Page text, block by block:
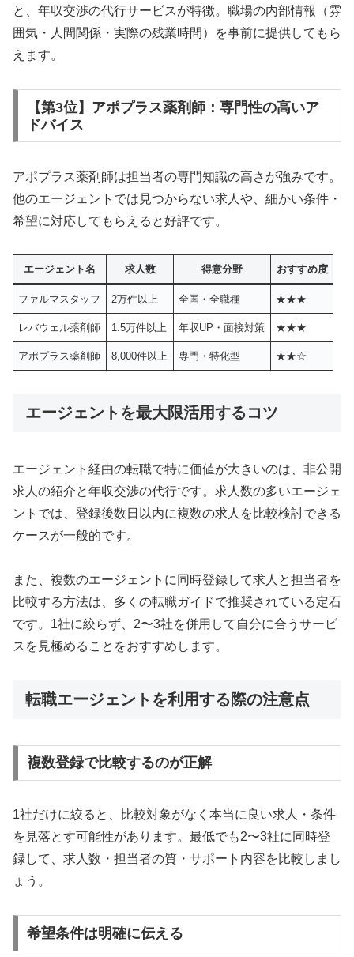
と、年収交渉の代行サービスが特徴。職場の内部情報（雰
囲気・人間関係・実際の残業時間）を事前に提供してもら
えます。
【第3位】アポプラス薬剤師：専門性の高いア
ドバイス
アポプラス薬剤師は担当者の専門知識の高さが強みです。
他のエージェントでは見つからない求人や、細かい条件・
希望に対応してもらえると好評です。
エージェント名 求人数 得意分野 おすすめ度
ファルマスタッフ 2万件以上 全国・全職種 ★★★
レバウェル薬剤師 1.5万件以上 年収UP・面接対策 ★★★
アポプラス薬剤師 8,000件以上 専門・特化型 ★★☆
エージェントを最大限活用するコツ
エージェント経由の転職で特に価値が大きいのは、非公開
求人の紹介と年収交渉の代行です。求人数の多いエージェ
ントでは、登録後数日以内に複数の求人を比較検討できる
ケースが一般的です。
また、複数のエージェントに同時登録して求人と担当者を
比較する方法は、多くの転職ガイドで推奨されている定石
です。1社に絞らず、2〜3社を併用して自分に合うサービ
スを見極めることをおすすめします。
転職エージェントを利用する際の注意点
複数登録で比較するのが正解
1社だけに絞ると、比較対象がなく本当に良い求人・条件
を見落とす可能性があります。最低でも2〜3社に同時登
録して、求人数・担当者の質・サポート内容を比較しまし
ょう。
希望条件は明確に伝える